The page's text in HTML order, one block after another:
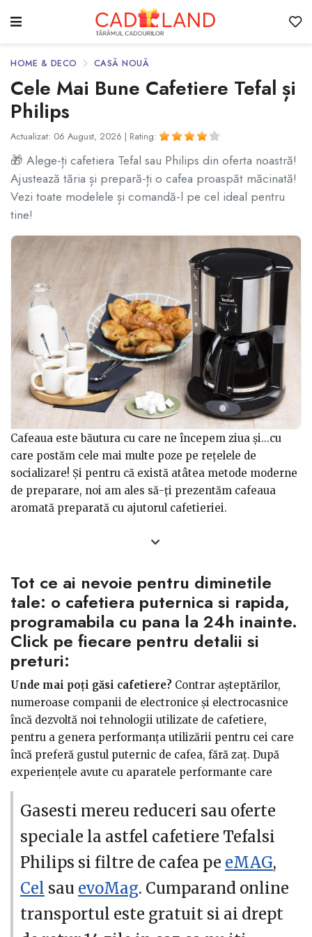
HOME & DECO CASĂ NOUĂ
Cele Mai Bune Cafetiere Tefal și
Philips
Actualizat: 06 August, 2026 | Rating:
🎁 Alege-ți cafetiera Tefal sau Philips din oferta noastră!
Ajustează tăria și prepară-ți o cafea proaspăt măcinată!
Vezi toate modelele și comandă-l pe cel ideal pentru
tine!
Cafeaua este băutura cu care ne începem ziua și...cu
care postăm cele mai multe poze pe rețelele de
socializare! Și pentru că există atâtea metode moderne
de preparare, noi am ales să-ți prezentăm cafeaua
aromată preparată cu ajutorul cafetieriei.
Beneficiile cafelei preparate prin infuzare -
Cafetierele au reprezentat o perioadă lungă de timp
principala modalitate de preparare a cafelei, fiind ușor
de pus la infuzat, obținându-se rapid o băutură de
calitate.
- Se prepară rapid și nu necesită urmărirea constantă:
este nevoie doar de câteva linguri de cafea în
dispozitivul cafetierei și apă, iar aparatul operează
până la umplerea rezervorului;
- Rezervoarele cu care sunt dotate cafetierele sunt de
diferite capacități, așa că poți alege o cafetieră
adecvată numărului de persoane și consumului zilnic;
- Utilizarea cafetierei asigură confortul și rapiditatea
Tot ce ai nevoie pentru diminetile
tale: o cafetiera puternica si rapida,
programabila cu pana la 24h inainte.
Click pe fiecare pentru detalii si
preturi:
Unde mai poți găsi cafetiere? Contrar așteptărilor,
numeroase companii de electronice și electrocasnice
încă dezvoltă noi tehnologii utilizate de cafetiere,
pentru a genera performanța utilizării pentru cei care
încă preferă gustul puternic de cafea, fără zaț. După
experiențele avute cu aparatele performante care
prepară diferite arome de cafea, foarte mulți băutori de
cafea s-au reîntors la modalitățile clasice pentru a-și
De aceea, există încă o gamă variată de cafetiere
produse de branduri de top.
Modele de cafetiere pe care ți le recomandăm Fie că
dorești să-ți utilezi bucătăria sau vrei să faci cadou o
cafetieră cuiva care îndrăgește aroma clasică a unei
Gasesti mereu reduceri sau oferte
speciale la astfel cafetiere Tefalsi
Philips si filtre de cafea pe eMAG,
Cel sau evoMag. Cumparand online
transportul este gratuit si ai drept